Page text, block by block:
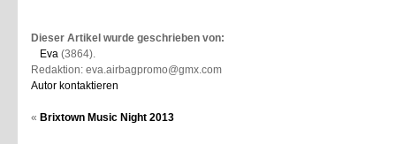
Dieser Artikel wurde geschrieben von:
Eva (3864).
Redaktion: eva.airbagpromo@gmx.com
Autor kontaktieren
« Brixtown Music Night 2013